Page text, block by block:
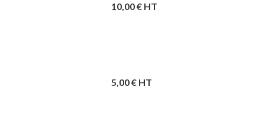
10,00€ HT
5,00€ HT